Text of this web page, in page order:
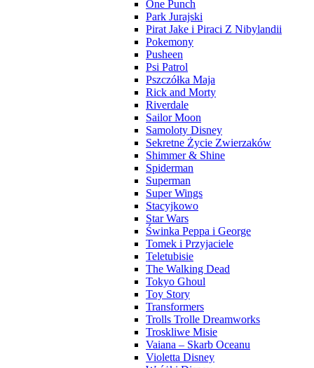
One Punch
Park Jurajski
Pirat Jake i Piraci Z Nibylandii
Pokemony
Pusheen
Psi Patrol
Pszczółka Maja
Rick and Morty
Riverdale
Sailor Moon
Samoloty Disney
Sekretne Życie Zwierzaków
Shimmer & Shine
Spiderman
Superman
Super Wings
Stacyjkowo
Star Wars
Świnka Peppa i George
Tomek i Przyjaciele
Teletubisie
The Walking Dead
Tokyo Ghoul
Toy Story
Transformers
Trolls Trolle Dreamworks
Troskliwe Misie
Vaiana – Skarb Oceanu
Violetta Disney